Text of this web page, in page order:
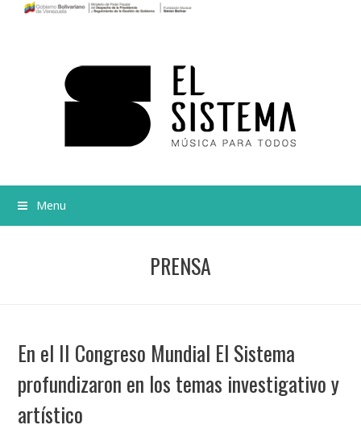
Menu
PRENSA
En el II Congreso Mundial El Sistema
profundizaron en los temas investigativo y
artístico